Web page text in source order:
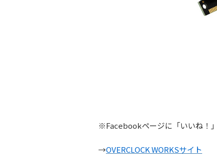
※Facebookページに「いいね！」
→OVERCLOCK WORKSサイト